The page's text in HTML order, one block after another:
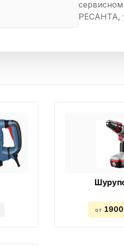
Винный шкаф
РЕСАНТА,
от